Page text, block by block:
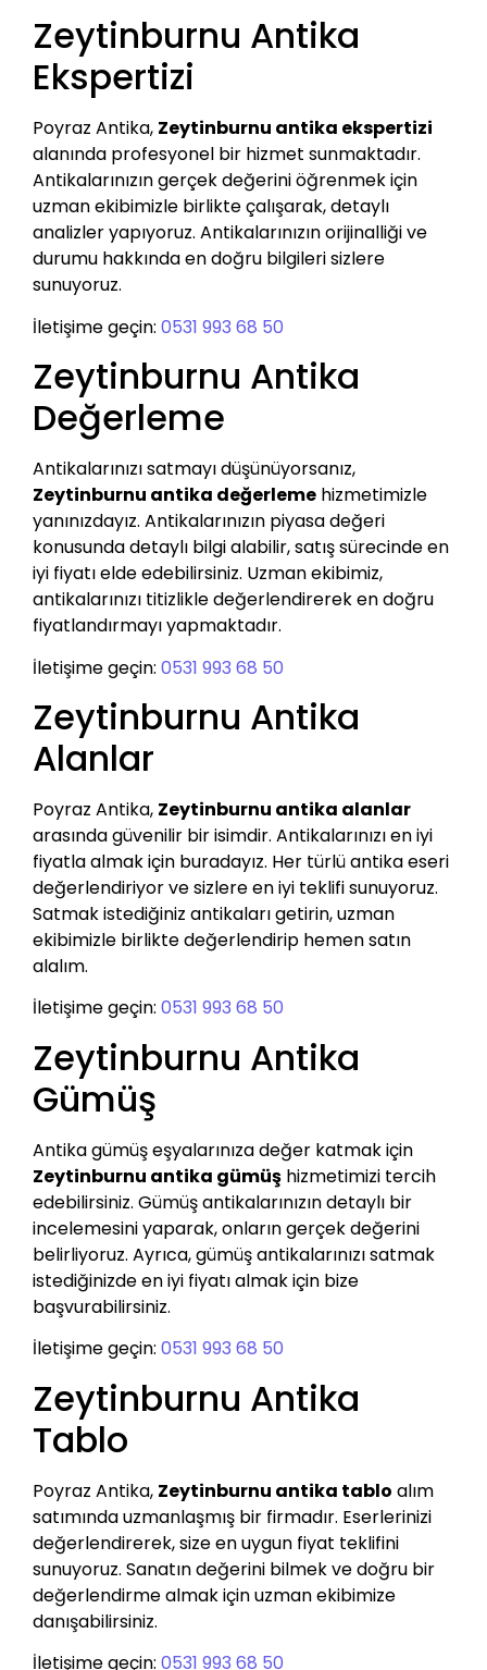
Zeytinburnu Antika
Ekspertizi
Poyraz Antika, Zeytinburnu antika ekspertizi
alanında profesyonel bir hizmet sunmaktadır.
Antikalarınızın gerçek değerini öğrenmek için
uzman ekibimizle birlikte çalışarak, detaylı
analizler yapıyoruz. Antikalarınızın orijinalliği ve
durumu hakkında en doğru bilgileri sizlere
sunuyoruz.
İletişime geçin: 0531 993 68 50
Zeytinburnu Antika
Değerleme
Antikalarınızı satmayı düşünüyorsanız,
Zeytinburnu antika değerleme hizmetimizle
yanınızdayız. Antikalarınızın piyasa değeri
konusunda detaylı bilgi alabilir, satış sürecinde en
iyi fiyatı elde edebilirsiniz. Uzman ekibimiz,
antikalarınızı titizlikle değerlendirerek en doğru
fiyatlandırmayı yapmaktadır.
İletişime geçin: 0531 993 68 50
Zeytinburnu Antika
Alanlar
Poyraz Antika, Zeytinburnu antika alanlar
arasında güvenilir bir isimdir. Antikalarınızı en iyi
fiyatla almak için buradayız. Her türlü antika eseri
değerlendiriyor ve sizlere en iyi teklifi sunuyoruz.
Satmak istediğiniz antikaları getirin, uzman
ekibimizle birlikte değerlendirip hemen satın
alalım.
İletişime geçin: 0531 993 68 50
Zeytinburnu Antika
Gümüş
Antika gümüş eşyalarınıza değer katmak için
Zeytinburnu antika gümüş hizmetimizi tercih
edebilirsiniz. Gümüş antikalarınızın detaylı bir
incelemesini yaparak, onların gerçek değerini
belirliyoruz. Ayrıca, gümüş antikalarınızı satmak
istediğinizde en iyi fiyatı almak için bize
başvurabilirsiniz.
İletişime geçin: 0531 993 68 50
Zeytinburnu Antika
Tablo
Poyraz Antika, Zeytinburnu antika tablo alım
satımında uzmanlaşmış bir firmadır. Eserlerinizi
değerlendirerek, size en uygun fiyat teklifini
sunuyoruz. Sanatın değerini bilmek ve doğru bir
değerlendirme almak için uzman ekibimize
danışabilirsiniz.
İletişime geçin: 0531 993 68 50